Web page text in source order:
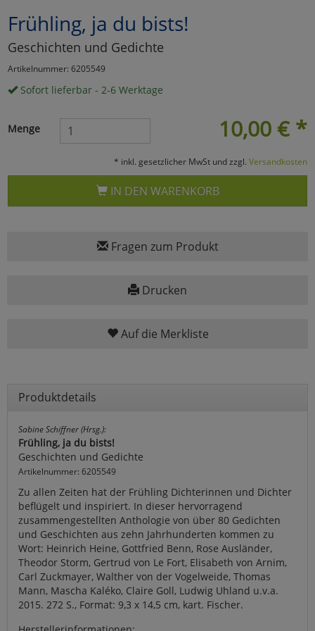
Frühling, ja du bists!
Geschichten und Gedichte
Artikelnummer: 6205549
Sofort lieferbar - 2-6 Werktage
10,00 € *
Menge
* inkl. gesetzlicher MwSt und zzgl. Versandkosten
IN DEN WARENKORB
Fragen zum Produkt
Drucken
Auf die Merkliste
Produktdetails
Sabine Schiffner (Hrsg.):
Frühling, ja du bists!
Geschichten und Gedichte
Artikelnummer: 6205549
Zu allen Zeiten hat der Frühling Dichterinnen und Dichter
beflügelt und inspiriert. In dieser hervorragend
zusammengestellten Anthologie von über 80 Gedichten
und Geschichten aus zehn Jahrhunderten kommen zu
Wort: Heinrich Heine, Gottfried Benn, Rose Ausländer,
Theodor Storm, Gertrud von Le Fort, Elisabeth von Arnim,
Carl Zuckmayer, Walther von der Vogelweide, Thomas
Mann, Mascha Kaléko, Claire Goll, Ludwig Uhland u.v.a.
2015. 272 S., Format: 9,3 x 14,5 cm, kart. Fischer.
Marketing
Umfragetools
Cookies
Alle Akzeptieren
Cookies
zurückzu Haupptseite